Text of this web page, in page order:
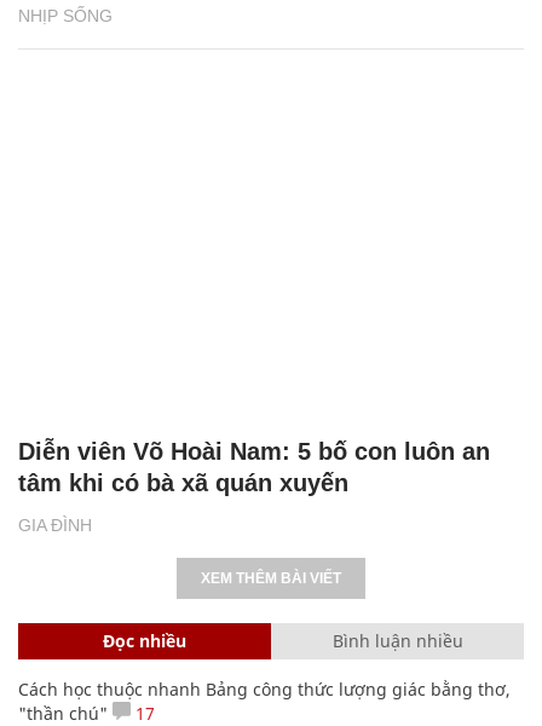
NHỊP SỐNG
GIA ĐÌNH
Diễn viên Võ Hoài Nam: 5 bố con luôn an
tâm khi có bà xã quán xuyến
XEM THÊM BÀI VIẾT
Đọc nhiều Bình luận nhiều
Cách học thuộc nhanh Bảng công thức lượng giác bằng thơ,
"thần chú"
17